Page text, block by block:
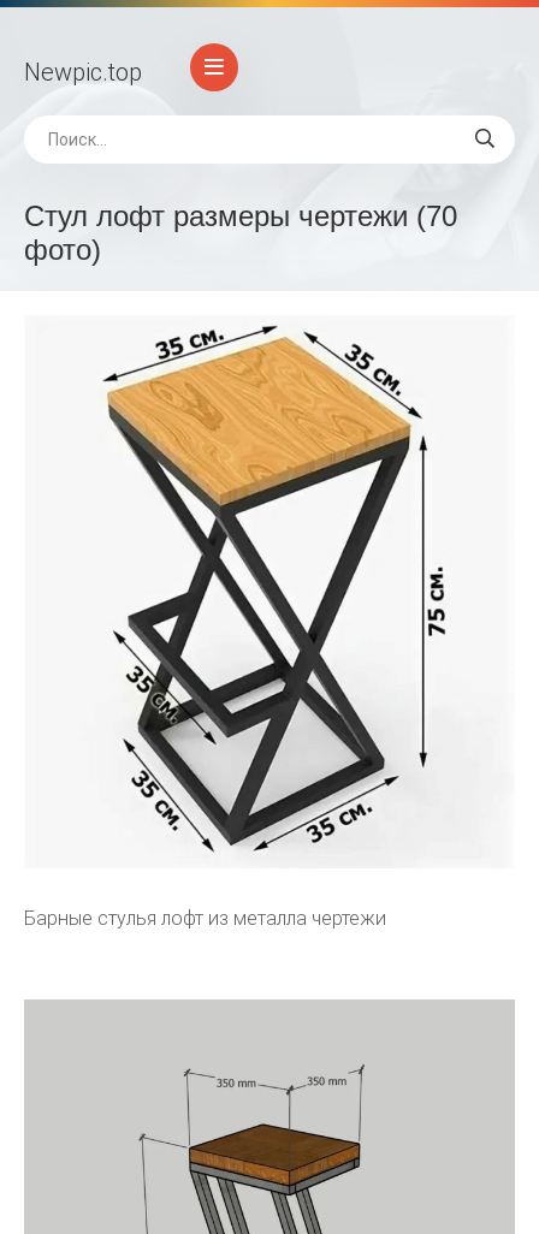
Newpic.top
Стул лофт размеры чертежи (70
фото)
Барные стулья лофт из металла чертежи